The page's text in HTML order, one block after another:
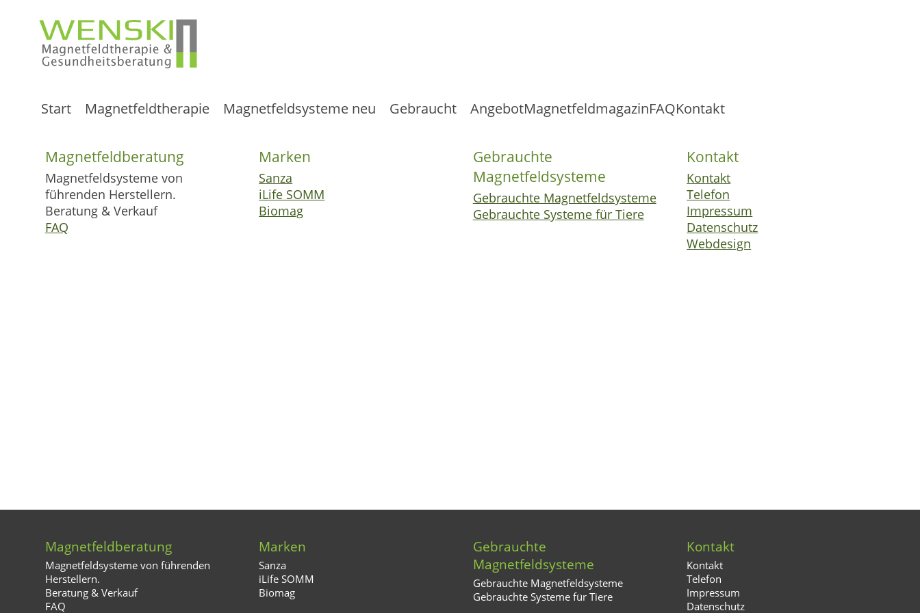
Start Magnetfeldtherapie Magnetfeldsysteme neu Gebraucht AngebotMagnetfeldmagazinFAQKontakt
Magnetfeldberatung
Magnetfeldsysteme von
führenden Herstellern.
Beratung & Verkauf
FAQ
Marken
Sanza
iLife SOMM
Biomag
Gebrauchte
Magnetfeldsysteme
Gebrauchte Magnetfeldsysteme
Gebrauchte Systeme für Tiere
Kontakt
Kontakt
Telefon
Impressum
Datenschutz
Webdesign
Magnetfeldberatung
Magnetfeldsysteme von führenden
Herstellern.
Beratung & Verkauf
FAQ
Marken
Sanza
iLife SOMM
Biomag
Gebrauchte
Magnetfeldsysteme
Gebrauchte Magnetfeldsysteme
Gebrauchte Systeme für Tiere
Kontakt
Kontakt
Telefon
Impressum
Datenschutz